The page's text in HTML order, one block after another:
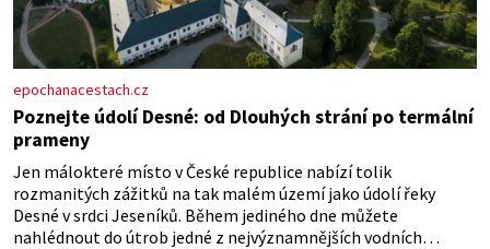
epochanacestach.cz
Poznejte údolí Desné: od Dlouhých strání po termální
prameny
Jen málokteré místo v České republice nabízí tolik
rozmanitých zážitků na tak malém území jako údolí řeky
Desné v srdci Jeseníků. Během jediného dne můžete
nahlédnout do útrob jedné z nejvýznamnějších vodních